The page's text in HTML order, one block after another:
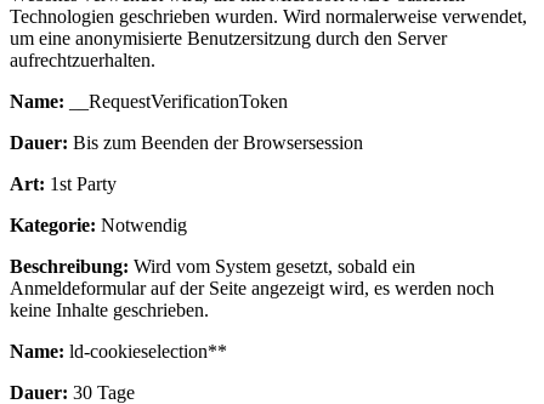
Technologien geschrieben wurden. Wird normalerweise verwendet,
um eine anonymisierte Benutzersitzung durch den Server
aufrechtzuerhalten.
Name: __RequestVerificationToken
Dauer: Bis zum Beenden der Browsersession
Art: 1st Party
Kategorie: Notwendig
Beschreibung: Wird vom System gesetzt, sobald ein
Anmeldeformular auf der Seite angezeigt wird, es werden noch
keine Inhalte geschrieben.
Name: ld-cookieselection**
Dauer: 30 Tage